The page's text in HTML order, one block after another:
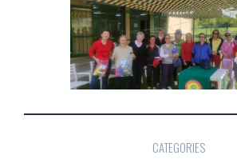
CATEGORIES